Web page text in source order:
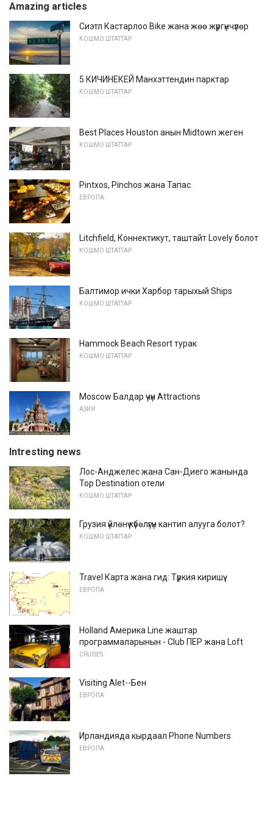
Amazing articles
Сиэтл Кастарлоо Bike жана жөө жүргүнчүлөр
КОШМО ШТАТТАР
5 КИЧИНЕКЕЙ Манхэттендин парктар
КОШМО ШТАТТАР
Best Places Houston анын Midtown жеген
КОШМО ШТАТТАР
Pintxos, Pinchos жана Тапас
ЕВРОПА
Litchfield, Коннектикут, таштайт Lovely болот
КОШМО ШТАТТАР
Балтимор ички Харбор тарыхый Ships
КОШМО ШТАТТАР
Hammock Beach Resort турак
КОШМО ШТАТТАР
Moscow Балдар үчүн Attractions
АЗИЯ
Intresting news
Лос-Анджелес жана Сан-Диего жанында
Top Destination отели
КОШМО ШТАТТАР
Грузия үйлөнүү күбөлүгүн кантип алууга болот?
КОШМО ШТАТТАР
Travel Карта жана гид: Түркия киришүү
ЕВРОПА
Holland Америка Line жаштар
программаларынын - Club ПЕР жана Loft
CRUISES
Visiting Alet--Бен
ЕВРОПА
Ирландияда кырдаал Phone Numbers
ЕВРОПА